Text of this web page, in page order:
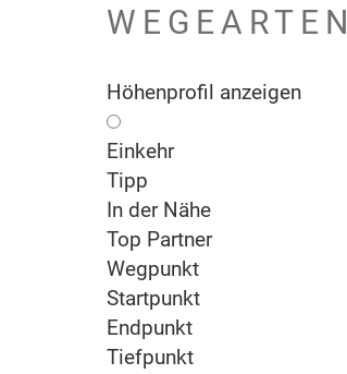
WEGEARTEN
Höhenprofil anzeigen
Einkehr
Tipp
In der Nähe
Top Partner
Wegpunkt
Startpunkt
Endpunkt
Tiefpunkt